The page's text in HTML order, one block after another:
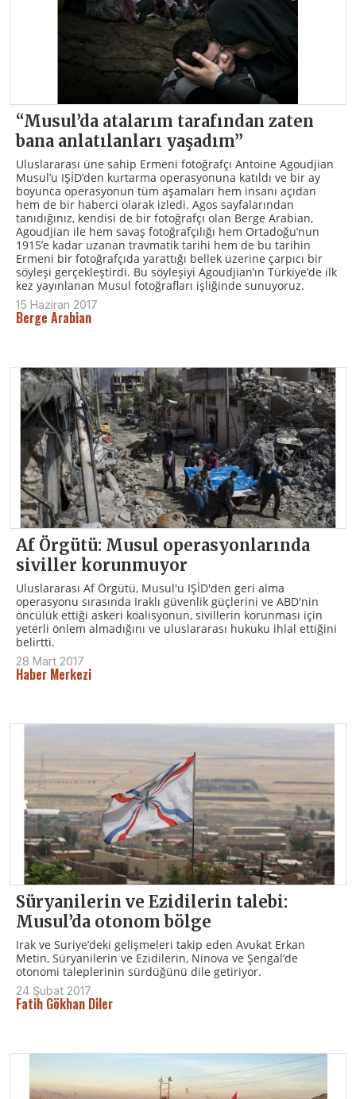
“Musul’da atalarım tarafından zaten
bana anlatılanları yaşadım”
Uluslararası üne sahip Ermeni fotoğrafçı Antoine Agoudjian
Musul’u IŞİD’den kurtarma operasyonuna katıldı ve bir ay
boyunca operasyonun tüm aşamaları hem insanı açıdan
hem de bir haberci olarak izledi. Agos sayfalarından
tanıdığınız, kendisi de bir fotoğrafçı olan Berge Arabian,
Agoudjian ile hem savaş fotoğrafçılığı hem Ortadoğu’nun
1915’e kadar uzanan travmatik tarihi hem de bu tarihin
Ermeni bir fotoğrafçıda yarattığı bellek üzerine çarpıcı bir
söyleşi gerçekleştirdi. Bu söyleşiyi Agoudjian’ın Türkiye’de ilk
kez yayınlanan Musul fotoğrafları işliğinde sunuyoruz.
15 Haziran 2017
Berge Arabian
Af Örgütü: Musul operasyonlarında
siviller korunmuyor
Uluslararası Af Örgütü, Musul'u IŞİD'den geri alma
operasyonu sırasında Iraklı güvenlik güçlerini ve ABD'nin
öncülük ettiği askeri koalisyonun, sivillerin korunması için
yeterli önlem almadığını ve uluslararası hukuku ihlal ettiğini
belirtti.
28 Mart 2017
Haber Merkezi
Süryanilerin ve Ezidilerin talebi:
Musul’da otonom bölge
Irak ve Suriye’deki gelişmeleri takip eden Avukat Erkan
Metin, Süryanilerin ve Ezidilerin, Ninova ve Şengal’de
otonomi taleplerinin sürdüğünü dile getiriyor.
24 Şubat 2017
Fatih Gökhan Diler